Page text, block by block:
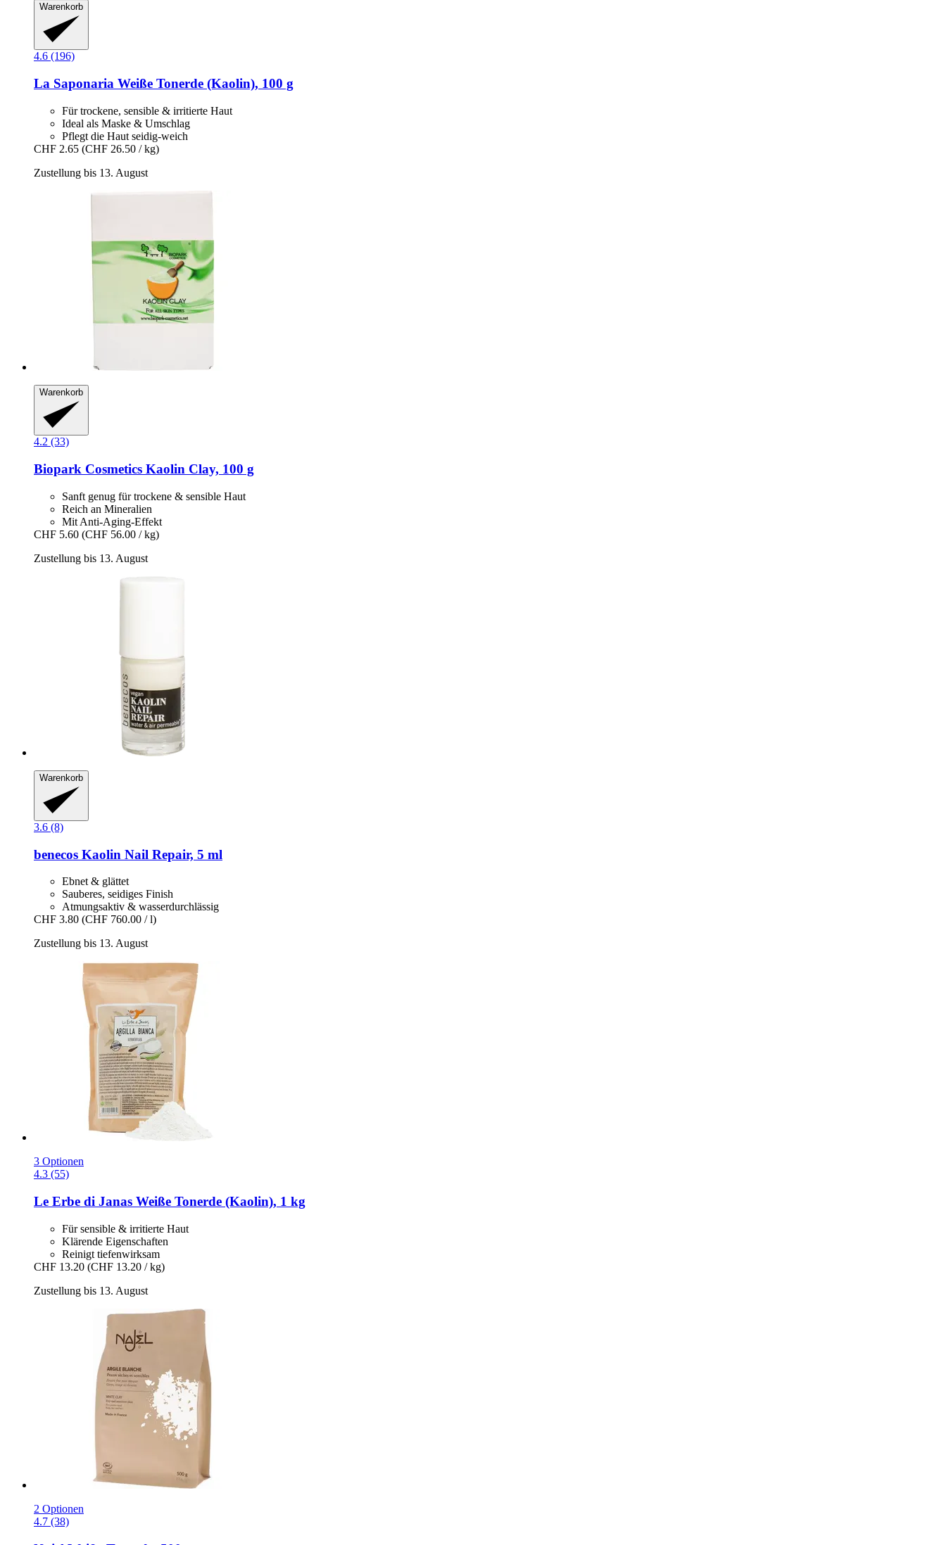
Warenkorb
4.6 (196)
La Saponaria Weiße Tonerde (Kaolin), 100 g
Für trockene, sensible & irritierte Haut
Ideal als Maske & Umschlag
Pflegt die Haut seidig-weich
CHF 2.65 (CHF 26.50 / kg)
Zustellung bis 13. August
Warenkorb
4.2 (33)
Biopark Cosmetics Kaolin Clay, 100 g
Sanft genug für trockene & sensible Haut
Reich an Mineralien
Mit Anti-Aging-Effekt
CHF 5.60 (CHF 56.00 / kg)
Zustellung bis 13. August
Warenkorb
3.6 (8)
benecos Kaolin Nail Repair, 5 ml
Ebnet & glättet
Sauberes, seidiges Finish
Atmungsaktiv & wasserdurchlässig
CHF 3.80 (CHF 760.00 / l)
Zustellung bis 13. August
3 Optionen
4.3 (55)
Le Erbe di Janas Weiße Tonerde (Kaolin), 1 kg
Für sensible & irritierte Haut
Klärende Eigenschaften
Reinigt tiefenwirksam
CHF 13.20 (CHF 13.20 / kg)
Zustellung bis 13. August
2 Optionen
4.7 (38)